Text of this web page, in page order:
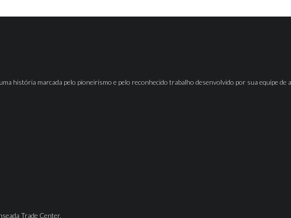
história marcada pelo pioneirismo e pelo reconhecido trabalho desenvolvido por sua equipe de
Trade Center,